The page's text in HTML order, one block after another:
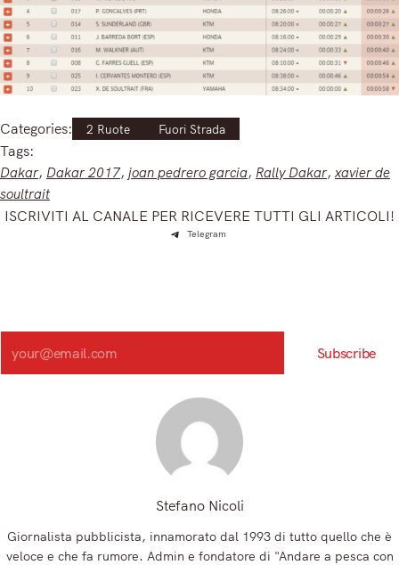
Categories: 2 Ruote Fuori Strada
Tags:
Dakar, Dakar 2017, joan pedrero garcia, Rally Dakar, xavier de
soultrait
ISCRIVITI AL CANALE PER RICEVERE TUTTI GLI ARTICOLI!
Telegram
Search
Subscribe
Stefano Nicoli
Giornalista pubblicista, innamorato dal 1993 di tutto quello che è
veloce e che fa rumore. Admin e fondatore di "Andare a pesca con